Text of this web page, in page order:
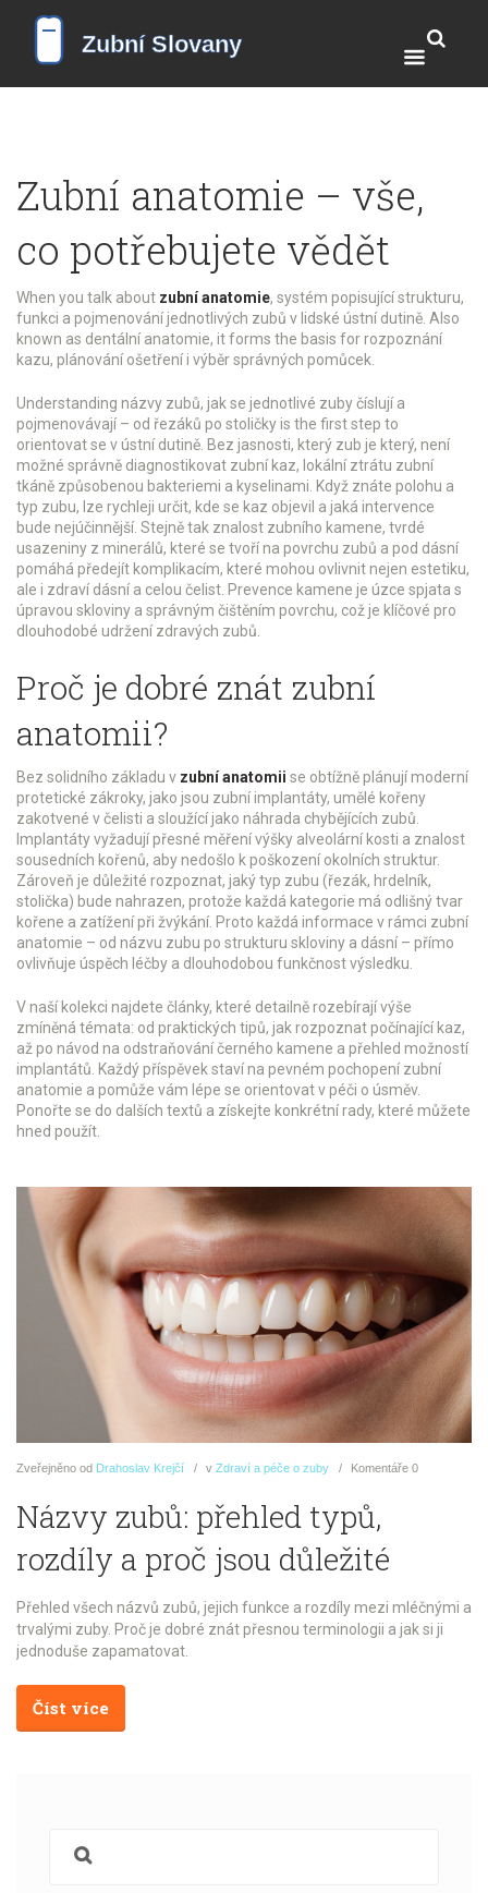
Zubní anatomie – vše,
co potřebujete vědět
When you talk about zubní anatomie, systém popisující strukturu,
funkci a pojmenování jednotlivých zubů v lidské ústní dutině . Also
known as dentální anatomie, it forms the basis for rozpoznání
kazu, plánování ošetření i výběr správných pomůcek.
Understanding názvy zubů, jak se jednotlivé zuby číslují a
pojmenovávají – od řezáků po stoličkyis the first step to
orientovat se v ústní dutině. Bez jasno­sti, který zub je který, není
možné správně diagnostikovat zubní kaz, lokální ztrátu zubní
tkáně způsobenou bakteriemi a kyselinami . Když znáte polohu a
typ zubu, lze rychleji určit, kde se kaz objevil a jaká intervence
bude nejúčinnější. Stejně tak znalost zubního kamene, tvrdé
usazeniny z minerálů, které se tvoří na povrchu zubů a pod dásní
pomáhá předejít komplikacím, které mohou ovlivnit nejen estetiku,
ale i zdraví dásní a celou čelist. Prevence kamene je úzce spjata s
úpravou skloviny a správným čištěním povrchu, což je klíčové pro
dlouhodobé udržení zdravých zubů.
Proč je dobré znát zubní
anatomii?
Bez solidního základu v zubní anatomii se obtížně plánují moderní
protetické zákroky, jako jsou zubní implantáty, umělé kořeny
zakotvené v čelisti a sloužící jako náhrada chybějících zubů
Implantáty vyžadují přesné měření výšky alveolární kosti a znalost
sousedních kořenů, aby nedošlo k poškození okolních struktur.
Zároveň je důležité rozpoznat, jaký typ zubu (řezák, hrdelník,
stolička) bude nahrazen, protože každá kategorie má odlišný tvar
kořene a zatížení při žvýkání. Proto každá informace v rámci zubní
anatomie – od názvu zubu po strukturu skloviny a dásní – přímo
ovlivňuje úspěch léčby a dlouhodobou funkčnost výsledku.
V naší kolekci najdete články, které detailně rozebírají výše
zmíněná témata: od praktických tipů, jak rozpoznat počínající kaz,
až po návod na odstraňování černého kamene a přehled možností
implantátů. Každý příspěvek staví na pevném pochopení zubní
anatomie a pomůže vám lépe se orientovat v péči o úsměv.
Ponořte se do dalších textů a získejte konkrétní rady, které můžete
hned použít.
Zveřejněno od Drahoslav Krejčí v Zdraví a péče o zuby Komentáře 0
Názvy zubů: přehled typů,
rozdíly a proč jsou důležité
Přehled všech názvů zubů, jejich funkce a rozdíly mezi mléčnými a
trvalými zuby. Proč je dobré znát přesnou terminologii a jak si ji
jednoduše zapamatovat.
Číst více